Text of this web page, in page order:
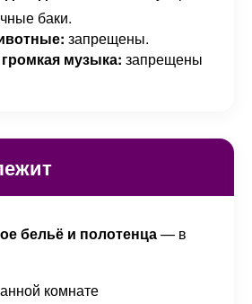
баки.
запрещены.
музыка: запрещены
бельё и полотенца— в
комнате